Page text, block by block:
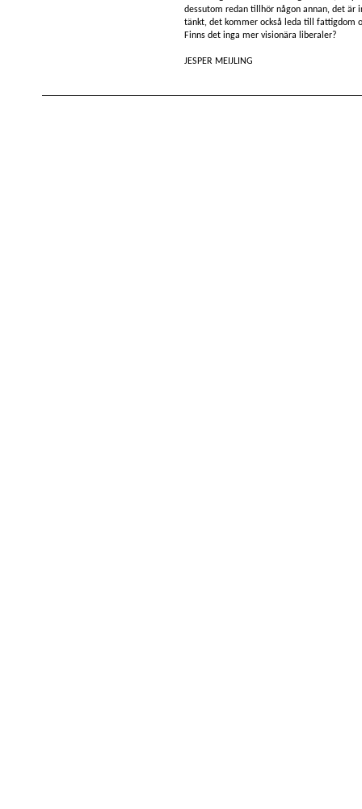
dessutom redan tillhör någon annan, det är
tänkt, det kommer också leda till fattigdom
Finns det inga mer visionära liberaler?
JESPER MEIJLING